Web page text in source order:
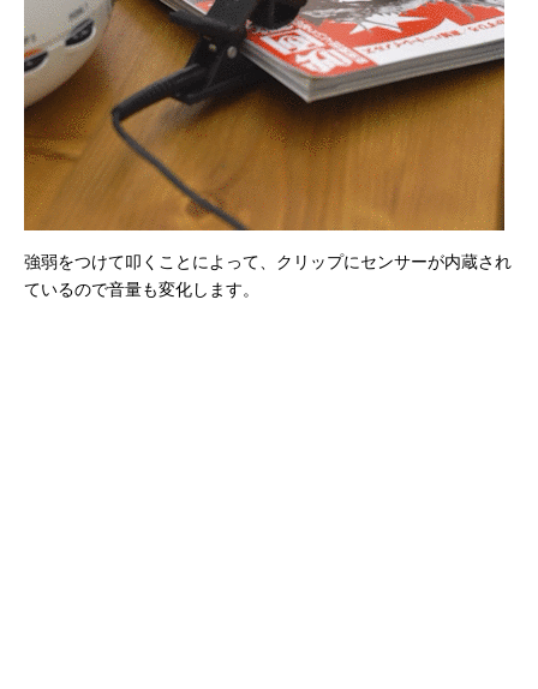
強弱をつけて叩くことによって、クリップにセンサーが内蔵され
ているので音量も変化します。